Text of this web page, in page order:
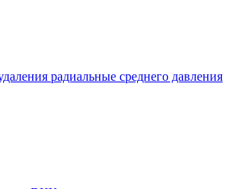
радиальные среднего давления